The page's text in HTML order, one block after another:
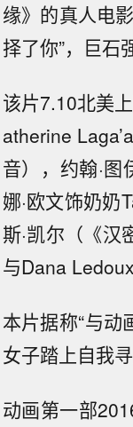
缘》的真人电
择了你”，巨石
该片7.10北美
atherine
音），约翰·
娜·欧文饰奶奶
斯·凯尔（《汉
与Dana
本片据称“与
女子踏上自我寻
动画第一部